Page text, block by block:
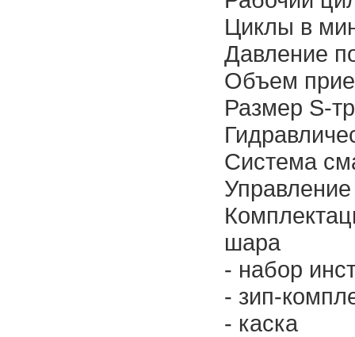
Циклы в
Давление
Объем
Размер S-
Система
шара
- набор
- зип-
- каска